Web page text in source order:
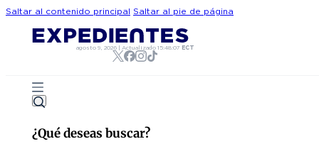
Saltar al contenido principal Saltar al pie de página
agosto 9, 2026 |Actualizado15:48:07 ECT
¿Qué deseas buscar?